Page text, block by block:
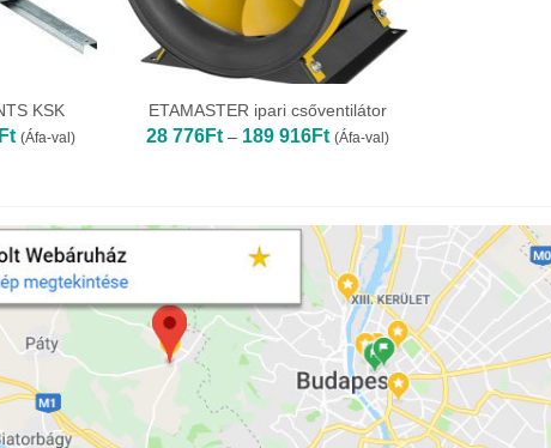
KSK
FtÁrtartomány:
289
(Áfa-val)
ETAMASTER ipari csőventilátor
28 776Ft – 189 916FtÁrtartomány:
28
(Áfa-val)